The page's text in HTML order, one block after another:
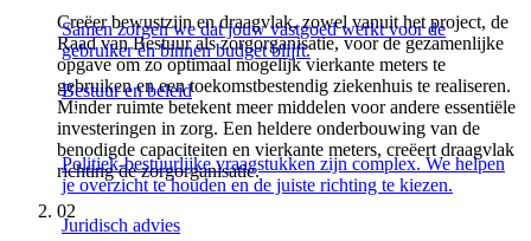
Samen zorgen we dat jouw vastgoed werkt voor de
gebruiker én binnen budget blijft.
Bestuur en beleid
Politiek-bestuurlijke vraagstukken zijn complex. We helpen
je overzicht te houden en de juiste richting te kiezen.
Juridisch advies
Creëer bewustzijn en draagvlak, zowel vanuit het project, de
Raad van Bestuur als zorgorganisatie, voor de gezamenlijke
opgave om zo optimaal mogelijk vierkante meters te
gebruiken en een toekomstbestendig ziekenhuis te realiseren.
Minder ruimte betekent meer middelen voor andere essentiële
investeringen in zorg. Een heldere onderbouwing van de
benodigde capaciteiten en vierkante meters, creëert draagvlak
richting de zorgorganisatie.
02